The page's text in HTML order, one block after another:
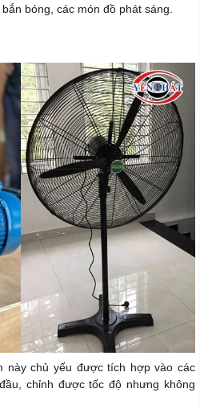
bóng, các món đồ phát sáng.
này chủ yếu được tích hợp vào các
chỉnh được tốc độ nhưng không